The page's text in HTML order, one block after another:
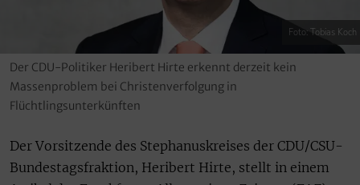
Foto: Tobias Koch
Der CDU-Politiker Heribert Hirte erkennt derzeit kein
Massenproblem bei Christenverfolgung in
Flüchtlingsunterkünften
Der Vorsitzende des Stephanuskreises der CDU/CSU-
Bundestagsfraktion, Heribert Hirte, stellt in einem